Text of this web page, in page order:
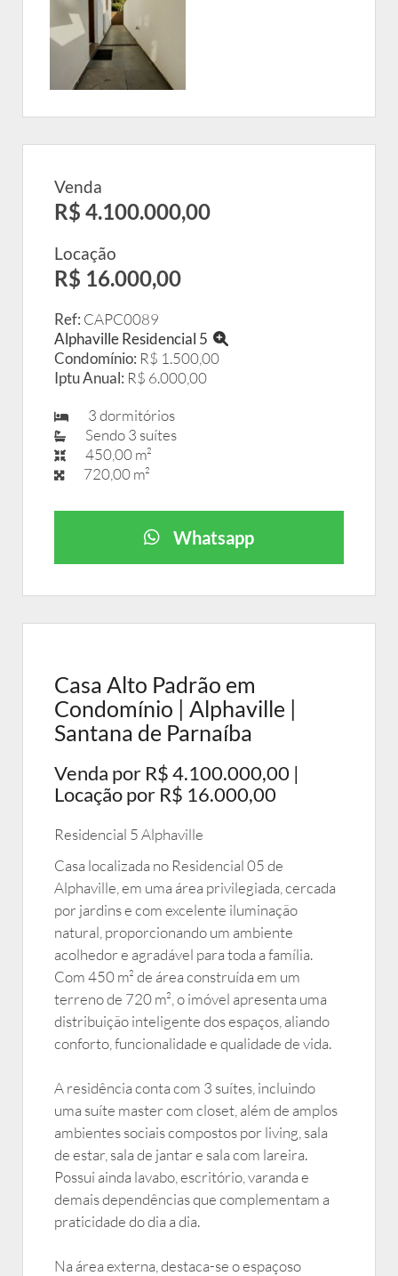
Venda
R$ 4.100.000,00
Locação
R$ 16.000,00
Ref: CAPC0089
Alphaville Residencial 5
Condomínio: R$ 1.500,00
Iptu Anual: R$ 6.000,00
3 dormitórios
Sendo 3 suítes
450,00 m²
720,00 m²
Whatsapp
Casa Alto Padrão em
Condomínio | Alphaville |
Santana de Parnaíba
Venda por R$ 4.100.000,00 |
Locação por R$ 16.000,00
Residencial 5 Alphaville
Casa localizada no Residencial 05 de
Alphaville, em uma área privilegiada, cercada
por jardins e com excelente iluminação
natural, proporcionando um ambiente
acolhedor e agradável para toda a família.
Com 450 m² de área construída em um
terreno de 720 m², o imóvel apresenta uma
distribuição inteligente dos espaços, aliando
conforto, funcionalidade e qualidade de vida.
A residência conta com 3 suítes, incluindo
uma suíte master com closet, além de amplos
ambientes sociais compostos por living, sala
de estar, sala de jantar e sala com lareira.
Possui ainda lavabo, escritório, varanda e
demais dependências que complementam a
praticidade do dia a dia.
Na área externa, destaca-se o espaçoso